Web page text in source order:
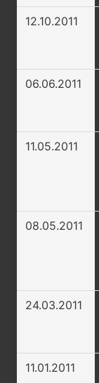
12.10.2011
06.06.2011
11.05.2011
08.05.2011
24.03.2011
11.01.2011